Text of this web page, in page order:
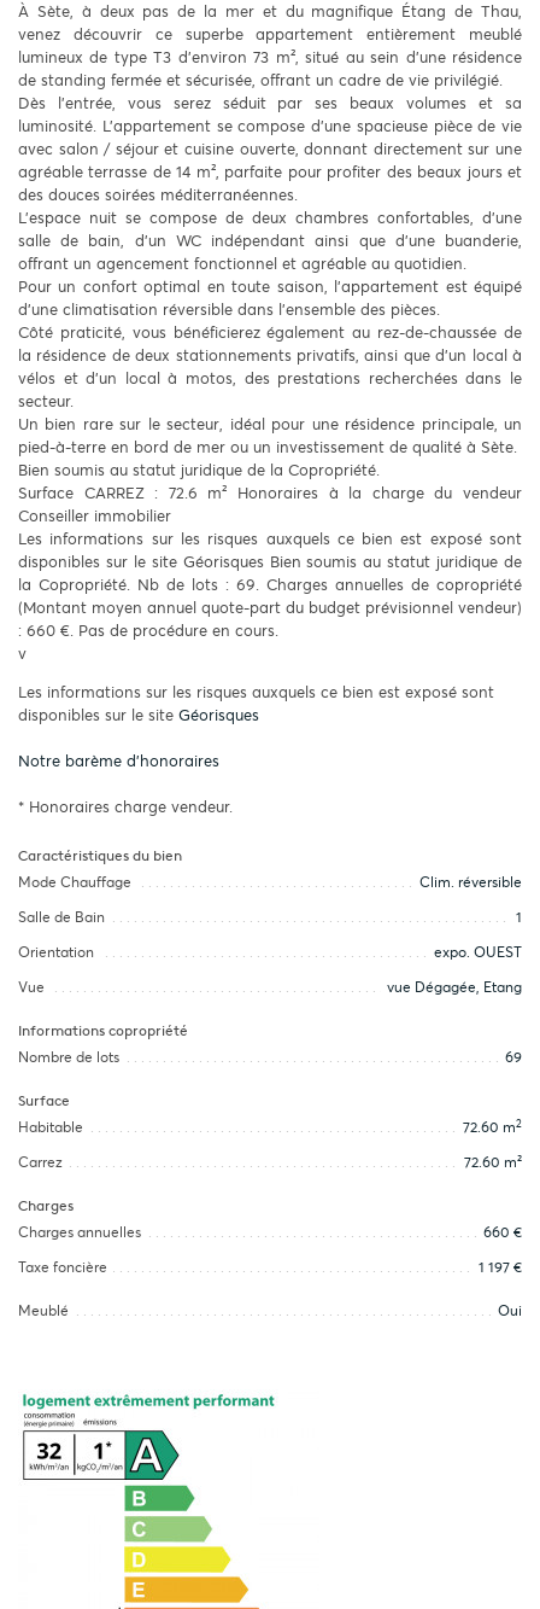
À Sète, à deux pas de la mer et du magnifique Étang de Thau,
venez découvrir ce superbe appartement entièrement meublé
lumineux de type T3 d’environ 73 m², situé au sein d’une résidence
de standing fermée et sécurisée, offrant un cadre de vie privilégié.
Dès l’entrée, vous serez séduit par ses beaux volumes et sa
luminosité. L’appartement se compose d’une spacieuse pièce de vie
avec salon / séjour et cuisine ouverte, donnant directement sur une
agréable terrasse de 14 m², parfaite pour profiter des beaux jours et
des douces soirées méditerranéennes.
L’espace nuit se compose de deux chambres confortables, d’une
salle de bain, d’un WC indépendant ainsi que d’une buanderie,
offrant un agencement fonctionnel et agréable au quotidien.
Pour un confort optimal en toute saison, l’appartement est équipé
d’une climatisation réversible dans l’ensemble des pièces.
Côté praticité, vous bénéficierez également au rez-de-chaussée de
la résidence de deux stationnements privatifs, ainsi que d’un local à
vélos et d’un local à motos, des prestations recherchées dans le
secteur.
Un bien rare sur le secteur, idéal pour une résidence principale, un
pied-à-terre en bord de mer ou un investissement de qualité à Sète.
Bien soumis au statut juridique de la Copropriété.
Surface CARREZ : 72.6 m² Honoraires à la charge du vendeur
Conseiller immobilier
Les informations sur les risques auxquels ce bien est exposé sont
disponibles sur le site Géorisques Bien soumis au statut juridique de
la Copropriété. Nb de lots : 69. Charges annuelles de copropriété
(Montant moyen annuel quote-part du budget prévisionnel vendeur)
: 660 €. Pas de procédure en cours.
v
Les informations sur les risques auxquels ce bien est exposé sont
disponibles sur le site Géorisques
Notre barème d'honoraires
* Honoraires charge vendeur.
Caractéristiques du bien
Mode Chauffage
Clim. réversible
Salle de Bain 1
Orientation expo. OUEST
Vue vue Dégagée, Etang
Informations copropriété
Nombre de lots
69
Surface
Habitable
72.60 m2
Carrez 72.60 m²
Charges
Charges annuelles
660 €
Taxe foncière 1 197 €
Meublé Oui